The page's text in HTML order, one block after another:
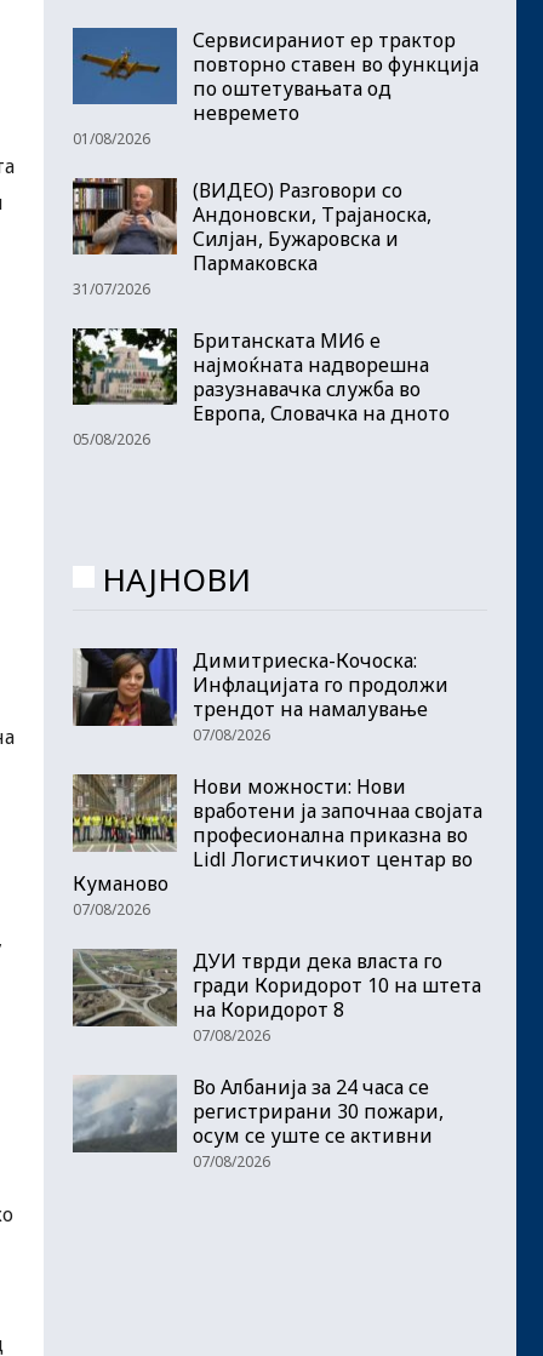
Сервисираниот ер трактор
повторно ставен во функција
по оштетувањата од
невремето
01/08/2026
(ВИДЕО) Разговори со
Андоновски, Трајаноска,
Силјан, Бужаровска и
Пармаковска
31/07/2026
Британската МИ6 е
најмоќната надворешна
разузнавачка служба во
Европа, Словачка на дното
05/08/2026
НАЈНОВИ
Димитриеска-Кочоска:
Инфлацијата го продолжи
трендот на намалување
07/08/2026
Нови можности: Нови
вработени ја започнаа својата
професионална приказна во
Lidl Логистичкиот центар во
Куманово
07/08/2026
ДУИ тврди дека власта го
гради Коридорот 10 на штета
на Коридорот 8
07/08/2026
Во Албанија за 24 часа се
регистрирани 30 пожари,
осум се уште се активни
07/08/2026